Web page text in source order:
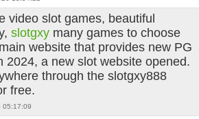
video slot games, beautiful
slotgxy many games to choose
website that provides new PG
2024, a new slot website opened.
through the slotgxy888
free.
05:17:09